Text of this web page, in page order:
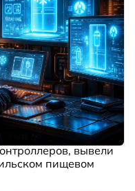
вывели
пищевом